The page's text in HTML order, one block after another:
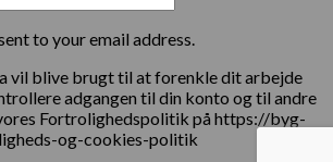
to your email address.
vil blive brugt til at forenkle dit arbejde
adgangen til din konto og til andre
Fortrolighedspolitik på https://byg-
og-cookies-politik